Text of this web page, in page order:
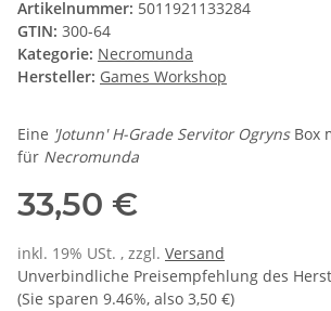
Artikelnummer: 5011921133284
GTIN: 300-64
Kategorie: Necromunda
Hersteller: Games Workshop
Eine 'Jotunn' H-Grade Servitor Ogryns Box
für Necromunda
33,50 €
inkl. 19% USt. , zzgl. Versand
Unverbindliche Preisempfehlung des
(Sie sparen 9.46%, also 3,50 €)